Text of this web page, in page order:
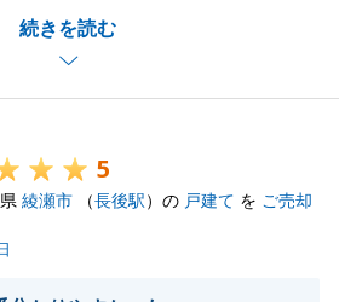
続きを読む
が、ご子息様にも協力いただいた
取引することができました。
とがございましたらお気軽にご連
たお伺いすることもあるかと思
よろしくお願いいたします。
5
綾瀬市 （長後駅）の 戸建て を ご売却